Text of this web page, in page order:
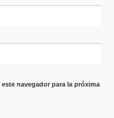
navegador para la próxima